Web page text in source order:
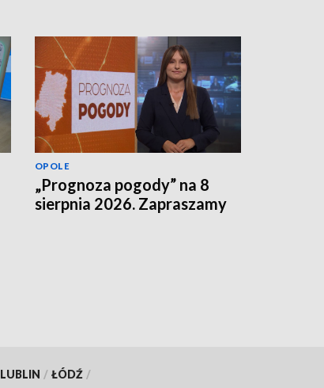
OPOLE
„Prognoza pogody” na 8
sierpnia 2026. Zapraszamy
LUBLIN / ŁÓDŹ /